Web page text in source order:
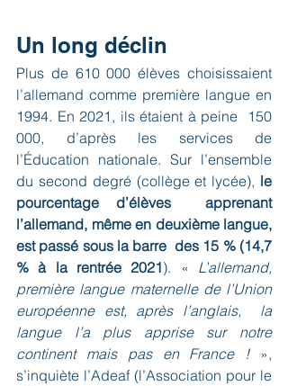
Un long déclin
Plus de 610 000 élèves choisissaient
l’allemand comme première langue en
1994. En 2021, ils étaient à peine  150
000, d’après les services de
l’Éducation nationale. Sur l’ensemble
du second degré (collège et lycée), le
pourcentage d’élèves  apprenant
l’allemand, même en deuxième langue,
est passé sous la barre  des 15 % (14,7
% à la rentrée 2021). « L’allemand,
première langue maternelle de l’Union
européenne est, après l’anglais,  la
langue l’a plus apprise sur notre
continent mais pas en France ! »,
s’inquiète l’Adeaf (l’Association pour le